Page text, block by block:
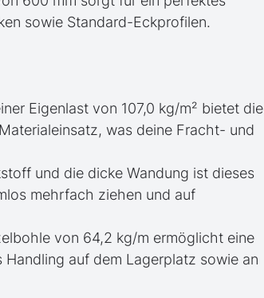
sowie Standard-Eckprofilen.
Eigenlast von 107,0 kg/m² bietet die
was deine Fracht- und
und die dicke Wandung ist dieses
mehrfach ziehen und auf
von 64,2 kg/m ermöglicht eine
auf dem Lagerplatz sowie an